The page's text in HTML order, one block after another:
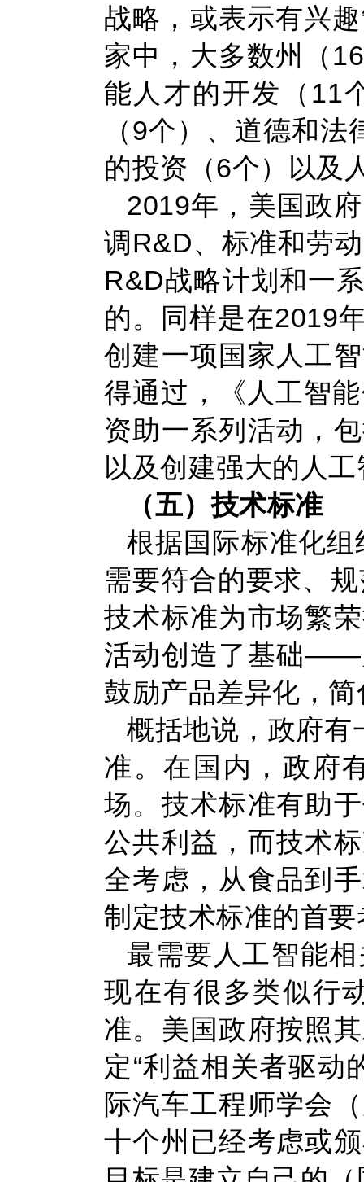
战略，或表示有兴
家中，大多数州（
能人才的开发（11
（9个）、道德和
的投资（6个）以及
2019年，美国政
调R&D、标准和劳
R&D战略计划和一
的。同样是在2019
创建一项国家人工
得通过，《人工智
资助一系列活动，
以及创建强大的人
（五）技术标准
根据国际标准化
需要符合的要求、
技术标准为市场繁
活动创造了基础——
鼓励产品差异化，
概括地说，政府有
准。在国内，政府
场。技术标准有助
公共利益，而技术
全考虑，从食品到
制定技术标准的首
最需要人工智能
现在有很多类似行
准。美国政府按照
定“利益相关者驱动
际汽车工程师学会
十个州已经考虑或